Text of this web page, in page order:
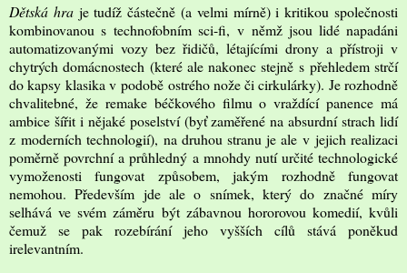
Dětská hraje tudíž částečně (a velmi mírně) i kritikou společnosti
kombinovanou s technofobním sci-fi, v němž jsou lidé napadáni
automatizovanými vozy bez řidičů, létajícími drony a přístroji v
chytrých domácnostech (které ale nakonec stejně s přehledem strčí
do kapsy klasika v podobě ostrého nože či cirkulárky). Je rozhodně
chvalitebné, že remake béčkového filmu o vraždící panence má
ambice šířit i nějaké poselství (byť zaměřené na absurdní strach lidí
z moderních technologií), na druhou stranu je ale v jejich realizaci
poměrně povrchní a průhledný a mnohdy nutí určité technologické
vymoženosti fungovat způsobem, jakým rozhodně fungovat
nemohou. Především jde ale o snímek, který do značné míry
selhává ve svém záměru být zábavnou hororovou komedií, kvůli
čemuž se pak rozebírání jeho vyšších cílů stává poněkud
irelevantním.